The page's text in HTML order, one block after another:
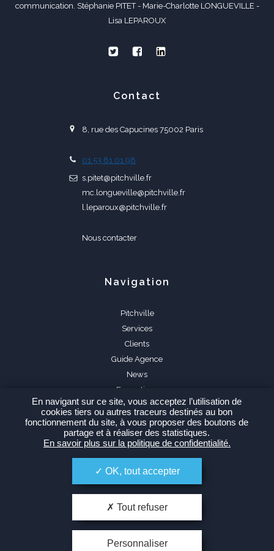
communication. Stéphanie PITET - Marie-Charlotte LONGUEVILLE -
Lisa LEPAROUX
Contact
8, rue des Capucines 75002 Paris
01 53 81 01 98
s.pitet@pitchville.fr
mc.longueville@pitchville.fr
l.leparoux@pitchville.fr
Nous contacter
Navigation
Pitchville
Services
Clients
Guide Agence
News
Formations
FAQ
Espace Agence
Politique de confidentialité-Plan du site
En navigant sur ce site, vous acceptez l’utilisation de
cookies tiers ou autres traceurs destinés au bon
fonctionnement du site, à vous proposer des boutons de
partage et à réaliser des statistiques.
En savoir plus sur la politique de confidentialité.
OK, tout accepter
Tout refuser
Personnaliser